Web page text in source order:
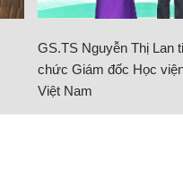
GS.TS Nguyễn Thị Lan
chức Giám đốc Học
Việt Nam